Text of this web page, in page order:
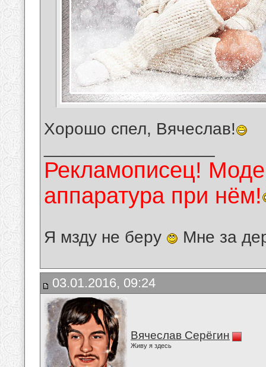
Хорошо спел, Вячеслав!
Рекламописец!
аппаратура при нём!
Я мзду не беру Мне за
03.01.2016, 09:24
Вячеслав Серёгин
Живу я здесь